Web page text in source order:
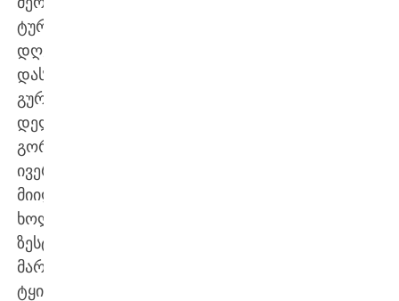
ტური
დღეს
დასრულდება:
გურჯაანში
დელტა
გორის
ივერიონს
მიიღებს,
ხოლო
ზესტაფონში
მარგვეთი
ტყიბულის